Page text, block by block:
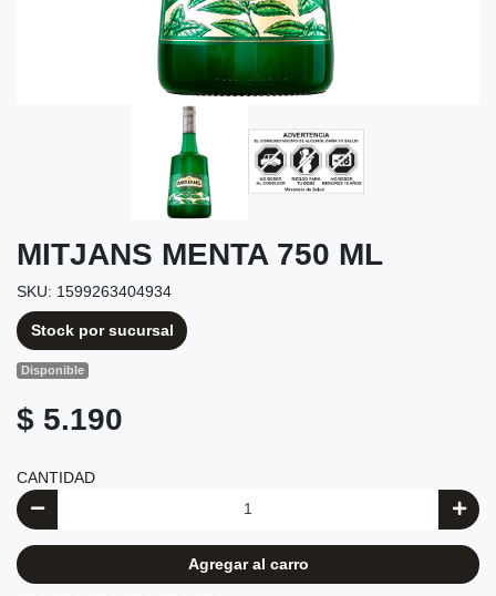
MITJANS MENTA 750 ML
SKU: 1599263404934
Stock por sucursal
Disponible
$ 5.190
CANTIDAD
Agregar al carro